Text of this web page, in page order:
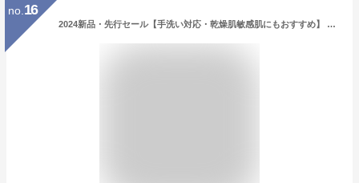
no. 16
2024新品・先行セール【手洗い対応・乾燥肌敏感肌にもおすすめ】 マフラー レディース あす楽 ネックウォーマー ブロックチェック 大判 フリンジ レディース マフラー メンズ ふんわり アクリル ストール ポリエステル マフラー かわいい 暖かい 厚手 ストール